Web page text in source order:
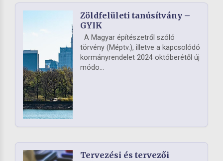
Zöldfelületi tanúsítvány –
GYIK
A Magyar építészetről szóló
törvény (Méptv.), illetve a kapcsolódó
kormányrendelet 2024 októberétől új
módo...
Tervezési és tervezői